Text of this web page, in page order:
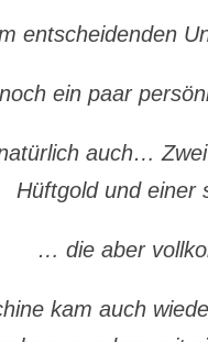
entscheidenden
ein paar
auch…
Hüftgold und
… die aber
kam auch